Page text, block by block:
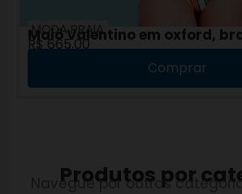
MODA PRAIA
Maiô Valentino em oxford,
R$665,00
Comprar
Produtos por
Navegue por outras